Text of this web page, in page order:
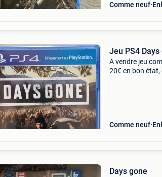
Comme neuf
Jeu PS4 Days
A vendre jeu
20€ en bon
Comme neuf
Days gone